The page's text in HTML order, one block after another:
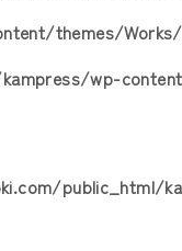
themes/
wp-
public_html/